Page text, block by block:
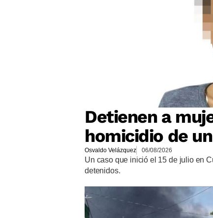
Detienen a
homicidio de
Osvaldo Velázquez 06/08/2026
Un caso que inició el 15 de julio en
detenidos.